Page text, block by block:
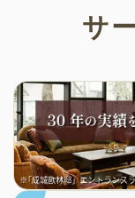
サ